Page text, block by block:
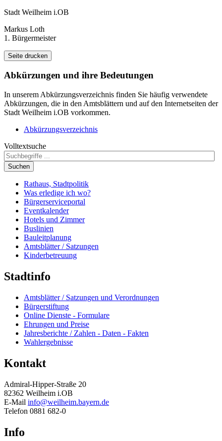
Stadt Weilheim i.OB
Markus Loth
1. Bürgermeister
Seite drucken
Abkürzungen und ihre Bedeutungen
In unserem Abkürzungsverzeichnis finden Sie häufig verwendete
Abkürzungen, die in den Amtsblättern und auf den Internetseiten der
Stadt Weilheim i.OB vorkommen.
Abkürzungsverzeichnis
Volltextsuche
Suchen
Rathaus, Stadtpolitik
Was erledige ich wo?
Bürgerserviceportal
Eventkalender
Hotels und Zimmer
Buslinien
Bauleitplanung
Amtsblätter / Satzungen
Kinderbetreuung
Stadtinfo
Amtsblätter / Satzungen und Verordnungen
Bürgerstiftung
Online Dienste - Formulare
Ehrungen und Preise
Jahresberichte / Zahlen - Daten - Fakten
Wahlergebnisse
Kontakt
Admiral-Hipper-Straße 20
82362 Weilheim i.OB
E-Mail info@weilheim.bayern.de
Telefon 0881 682-0
Info